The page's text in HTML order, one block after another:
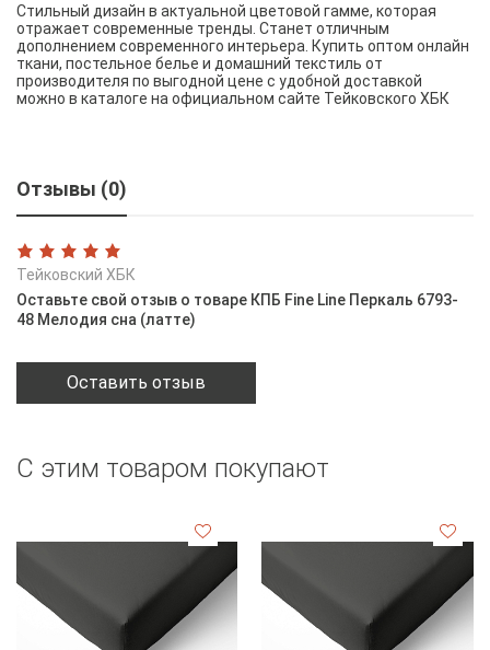
Стильный дизайн в актуальной цветовой гамме, которая
отражает современные тренды. Станет отличным
дополнением современного интерьера. Купить оптом онлайн
ткани, постельное белье и домашний текстиль от
производителя по выгодной цене с удобной доставкой
можно в каталоге на официальном сайте Тейковского ХБК
Отзывы (0)
Тейковский ХБК
Оставьте свой отзыв о товаре КПБ Fine Line Перкаль 6793-
48 Мелодия сна (латте)
Оставить отзыв
С этим товаром покупают